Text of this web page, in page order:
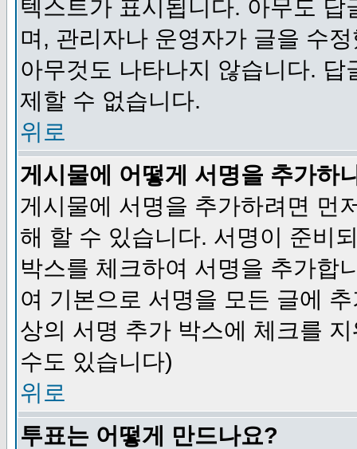
텍스트가 표시됩니다. 아무도
며, 관리자나 운영자가 글을 수
아무것도 나타나지 않습니다.
제할 수 없습니다.
위로
게시물에 어떻게 서명을 추가하
게시물에 서명을 추가하려면 먼
해 할 수 있습니다. 서명이 준비
박스를 체크하여 서명을 추가합
여 기본으로 서명을 모든 글에
상의 서명 추가 박스에 체크를
수도 있습니다)
위로
투표는 어떻게 만드나요?